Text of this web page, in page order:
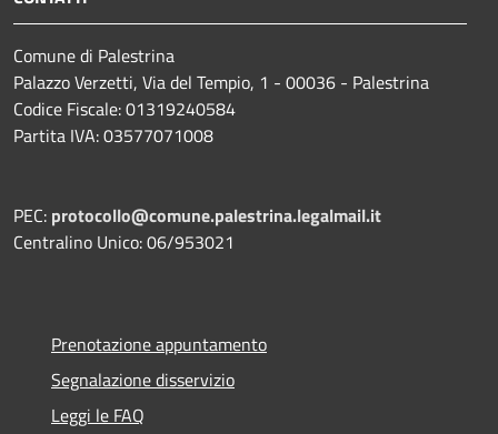
Comune di Palestrina
Palazzo Verzetti, Via del Tempio, 1 - 00036 - Palestrina
Codice Fiscale: 01319240584
Partita IVA: 03577071008
PEC: protocollo@comune.palestrina.legalmail.it
Centralino Unico: 06/953021
Prenotazione appuntamento
Segnalazione disservizio
Leggi le FAQ